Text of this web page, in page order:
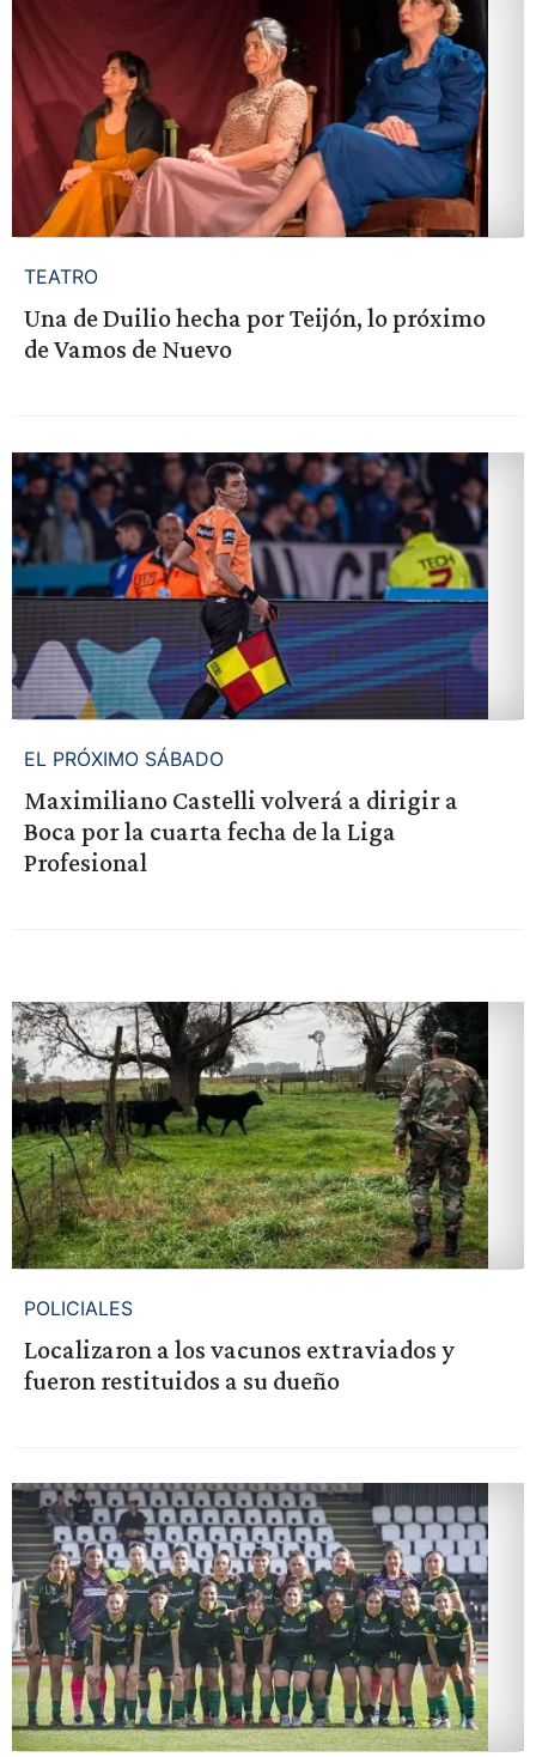
TEATRO
Una de Duilio hecha por Teijón, lo próximo
de Vamos de Nuevo
EL PRÓXIMO SÁBADO
Maximiliano Castelli volverá a dirigir a
Boca por la cuarta fecha de la Liga
Profesional
POLICIALES
Localizaron a los vacunos extraviados y
fueron restituidos a su dueño